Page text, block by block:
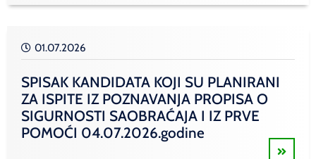
01.07.2026
SPISAK KANDIDATA KOJI SU PLANIRANI
ZA ISPITE IZ POZNAVANJA PROPISA O
SIGURNOSTI SAOBRAĆAJA I IZ PRVE
POMOĆI 04.07.2026.godine